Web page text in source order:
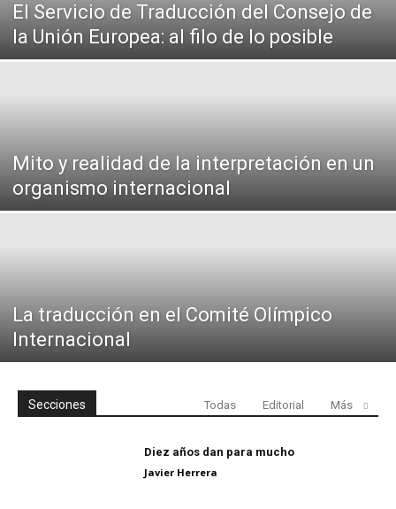
El Servicio de Traducción del Consejo de
la Unión Europea: al filo de lo posible
Mito y realidad de la interpretación en un
organismo internacional
La traducción en el Comité Olímpico
Internacional
Secciones Todas Editorial Más
Diez años dan para mucho
Javier Herrera